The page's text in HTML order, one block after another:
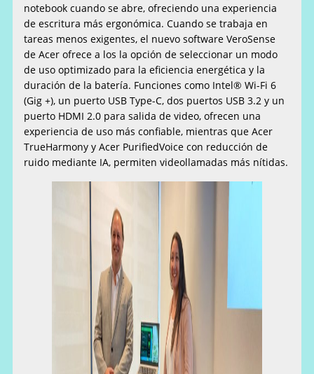
notebook cuando se abre, ofreciendo una experiencia
de escritura más ergonómica. Cuando se trabaja en
tareas menos exigentes, el nuevo software VeroSense
de Acer ofrece a los la opción de seleccionar un modo
de uso optimizado para la eficiencia energética y la
duración de la batería. Funciones como Intel® Wi-Fi 6
(Gig +), un puerto USB Type-C, dos puertos USB 3.2 y un
puerto HDMI 2.0 para salida de video, ofrecen una
experiencia de uso más confiable, mientras que Acer
TrueHarmony y Acer PurifiedVoice con reducción de
ruido mediante IA, permiten videollamadas más nítidas.